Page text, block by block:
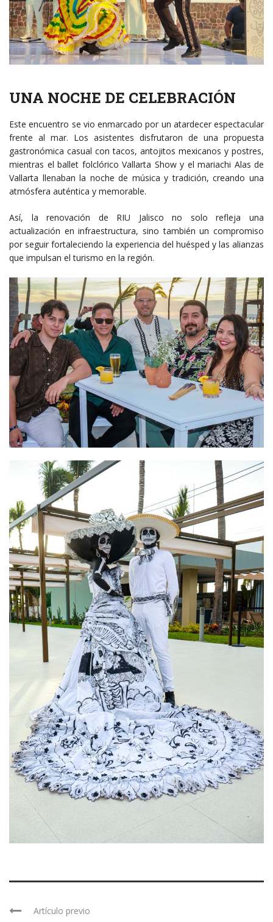
UNA NOCHE DE CELEBRACIÓN
Este encuentro se vio enmarcado por un atardecer espectacular
frente al mar. Los asistentes disfrutaron de una propuesta
gastronómica casual con tacos, antojitos mexicanos y postres,
mientras el ballet folclórico Vallarta Show y el mariachi Alas de
Vallarta llenaban la noche de música y tradición, creando una
atmósfera auténtica y memorable.
Así, la renovación de RIU Jalisco no solo refleja una
actualización en infraestructura, sino también un compromiso
por seguir fortaleciendo la experiencia del huésped y las alianzas
que impulsan el turismo en la región.
Artículo previo